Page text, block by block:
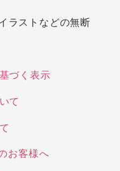
ラストなどの無断
づく表示
て
お客様へ